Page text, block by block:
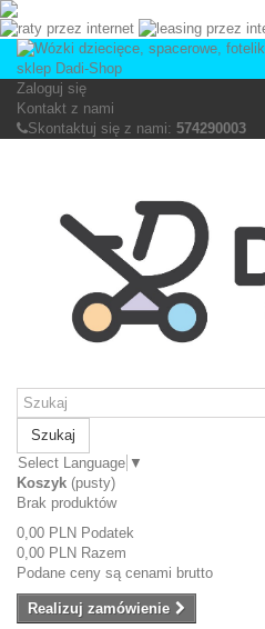
Zaloguj się
Kontakt z nami
Skontaktuj się z nami: 574290003
Szukaj
Select Language ▼
Koszyk (pusty)
Brak produktów
0,00 PLN Podatek
0,00 PLN Razem
Podane ceny są cenami brutto
Realizuj zamówienie